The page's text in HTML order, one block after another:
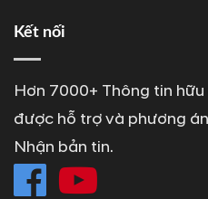
Kết nối
Hơn 7000+ Thông tin
được hỗ trợ và phương
Nhận bản tin.